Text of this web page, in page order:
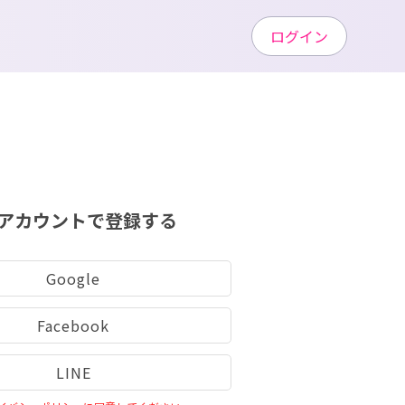
カウントで登録する
Google
Facebook
LINE
ログイン